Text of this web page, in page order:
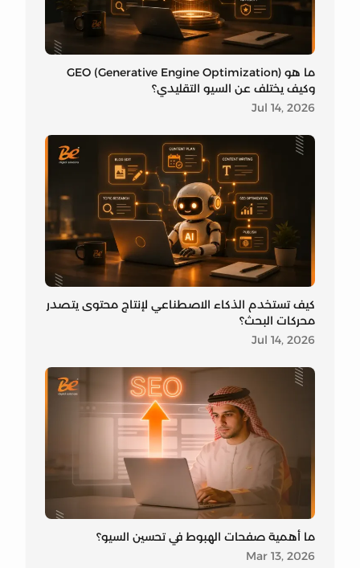
ما هو GEO (Generative Engine Optimization)
وكيف يختلف عن السيو التقليدي؟
Jul 14, 2026
كيف تستخدم الذكاء الاصطناعي لإنتاج محتوى يتصدر
محركات البحث؟
Jul 14, 2026
ما أهمية صفحات الهبوط في تحسين السيو؟
Mar 13, 2026